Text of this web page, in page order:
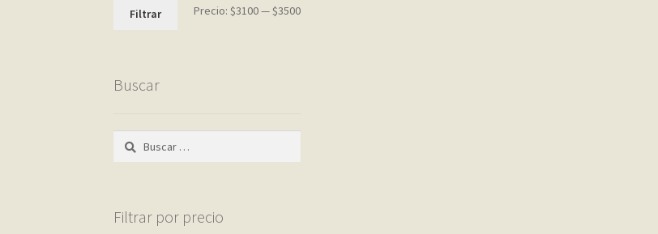
Precio
Precio
Filtrar Precio:$3100—$3500
Buscar
Buscar:
Filtrar por precio